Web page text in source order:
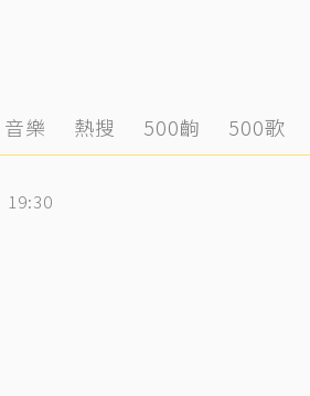
音樂 熱搜 500齣 500歌
19:30